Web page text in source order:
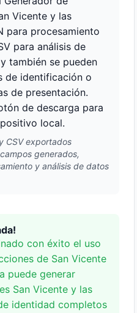
Vicente y las
para procesamiento
para análisis de
también se pueden
de identificación o
de presentación.
de descarga para
local.
CSV exportados
generados,
y análisis de datos
con éxito el uso
de San Vicente
puede generar
San Vicente y las
identidad completos